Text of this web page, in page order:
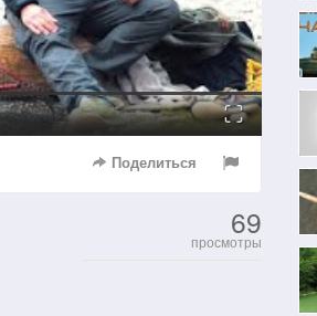
Fullscreen
Поделиться
69
просмотры